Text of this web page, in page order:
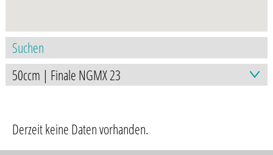
Derzeit keine Daten vorhanden.